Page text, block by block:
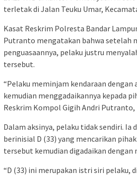
terletak di Jalan Teuku Umar,
Kasat Reskrim Polresta Bandar
Putranto mengatakan bahwa setelah
penguasaannya, pelaku justru
tersebut.
“Pelaku meminjam kendaraan
kemudian menggadaikannya kepada
Reskrim Kompol Gigih Andri Putranto,
Dalam aksinya, pelaku tidak sendiri. Ia
berinisial D (33) yang mencarikan
tersebut kemudian digadaikan dengan
“D (33) ini merupakan istri siri pelaku,